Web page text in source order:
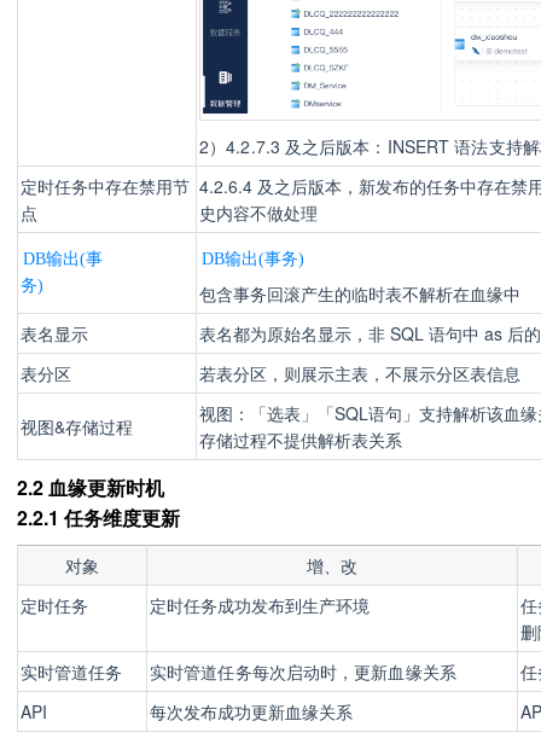
2）4.2.7.3 及之后版本： INSERT 语法支持
定时任务中存在禁用节
点
4.2.6.4 及之后版本，新发布的任务中存在禁
史内容不做处理
DB输出(事
务)
DB输出(事务)
包含事务回滚产生的临时表不解析在血缘中
表名显示
表名都为原始名显示，非 SQL 语句中 as 后
表分区
若表分区，则展示主表，不展示分区表信息
视图&存储过程
视图：「选表」「SQL语句」支持解析该血
存储过程不提供解析表关系
2.2 血缘更新时机
2.2.1 任务维度更新
对象
增、改
定时任务
定时任务成功发布到生产环境
实时管道任务 实时管道任务每次启动时，更新血缘关系
API
每次发布成功更新血缘关系